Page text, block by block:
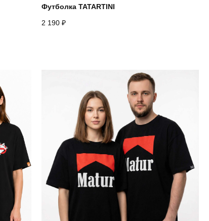
Футболка TATARTINI
2 190 ₽